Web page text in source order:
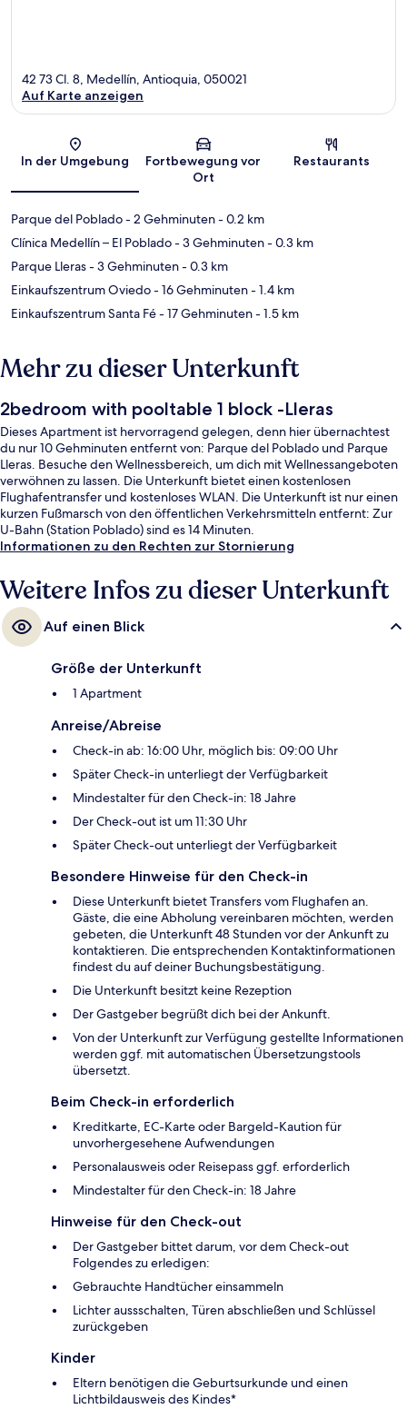
Karte
42 73 Cl. 8, Medellín, Antioquia, 050021
Auf Karte anzeigen
In der Umgebung
Fortbewegung vor
Ort
Restaurants
Parque del Poblado- 2 Gehminuten- 0.2 km
Clínica Medellín – El Poblado- 3 Gehminuten- 0.3 km
Parque Lleras- 3 Gehminuten- 0.3 km
Einkaufszentrum Oviedo- 16 Gehminuten- 1.4 km
Einkaufszentrum Santa Fé- 17 Gehminuten- 1.5 km
Mehr zu dieser Unterkunft
2bedroom with pooltable 1 block -Lleras
Dieses Apartment ist hervorragend gelegen, denn hier übernachtest
du nur 10 Gehminuten entfernt von: Parque del Poblado und Parque
Lleras. Besuche den Wellnessbereich, um dich mit Wellnessangeboten
verwöhnen zu lassen. Die Unterkunft bietet einen kostenlosen
Flughafentransfer und kostenloses WLAN. Die Unterkunft ist nur einen
kurzen Fußmarsch von den öffentlichen Verkehrsmitteln entfernt: Zur
U-Bahn (Station Poblado) sind es 14 Minuten.
Informationen zu den Rechten zur Stornierung
Weitere Infos zu dieser Unterkunft
Auf einen Blick
Größe der Unterkunft
1 Apartment
Anreise/Abreise
Check-in ab: 16:00 Uhr, möglich bis: 09:00 Uhr
Später Check-in unterliegt der Verfügbarkeit
Mindestalter für den Check-in: 18 Jahre
Der Check-out ist um 11:30 Uhr
Später Check-out unterliegt der Verfügbarkeit
Besondere Hinweise für den Check-in
Diese Unterkunft bietet Transfers vom Flughafen an.
Gäste, die eine Abholung vereinbaren möchten, werden
gebeten, die Unterkunft 48 Stunden vor der Ankunft zu
kontaktieren. Die entsprechenden Kontaktinformationen
findest du auf deiner Buchungsbestätigung.
Die Unterkunft besitzt keine Rezeption
Der Gastgeber begrüßt dich bei der Ankunft.
Von der Unterkunft zur Verfügung gestellte Informationen
werden ggf. mit automatischen Übersetzungstools
übersetzt.
Beim Check-in erforderlich
Kreditkarte, EC-Karte oder Bargeld-Kaution für
unvorhergesehene Aufwendungen
Personalausweis oder Reisepass ggf. erforderlich
Mindestalter für den Check-in: 18 Jahre
Hinweise für den Check-out
Der Gastgeber bittet darum, vor dem Check-out
Folgendes zu erledigen:
Gebrauchte Handtücher einsammeln
Lichter aussschalten, Türen abschließen und Schlüssel
zurückgeben
Kinder
Eltern benötigen die Geburtsurkunde und einen
Lichtbildausweis des Kindes*